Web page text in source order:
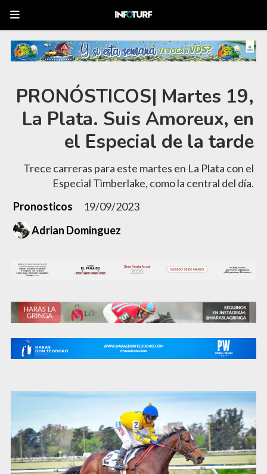
PRONÓSTICOS| Martes 19,
La Plata. Suis Amoreux, en
el Especial de la tarde
Trece carreras para este martes en La Plata con el
Especial Timberlake, como la central del día.
Pronosticos
19/09/2023
Adrian Dominguez